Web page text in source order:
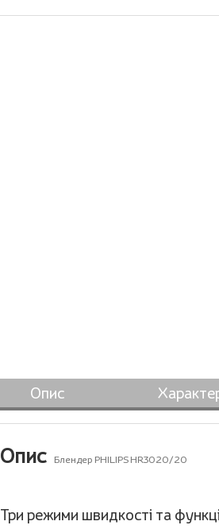
Опис
Опис Блендер PHILIPS HR3020/20
Три режими швидкості та